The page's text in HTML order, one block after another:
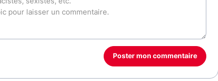
Poster mon commentaire